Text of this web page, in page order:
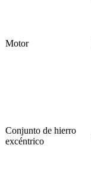
Motor
Conjunto de hierro
excéntrico